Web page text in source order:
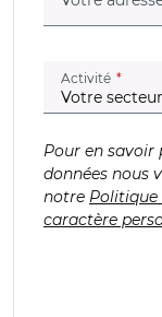
Activité
Pour en savoir
données nous
notre Politique
caractère